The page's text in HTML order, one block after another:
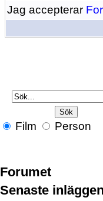
Jag accepterar
Film Person
Forumet
Senaste inläggen